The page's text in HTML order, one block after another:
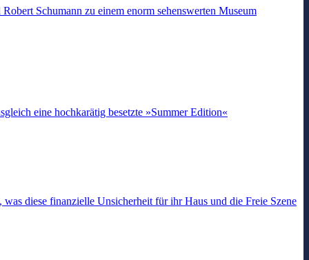
Schumann zu einem enorm sehenswerten Museum
eine hochkarätig besetzte »Summer Edition«
diese finanzielle Unsicherheit für ihr Haus und die Freie Szene